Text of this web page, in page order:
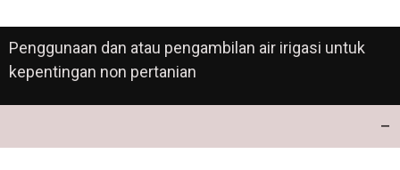
Penggunaan dan atau pengambilan air irigasi untuk
kepentingan non pertanian
–